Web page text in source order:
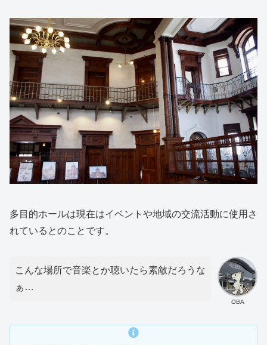
多目的ホールは現在はイベントや地域の交流活動に使用さ
れているとのことです。
OBA
こんな場所で音楽とか聴いたら素敵だろうな
ぁ…